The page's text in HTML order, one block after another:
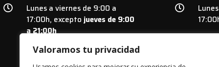
Valoramos tu privacidad

Lunes a viernes de 9:00 a
17:00h, excepto jueves de 9:00
a 21:00h
